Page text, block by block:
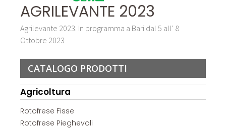
AGRILEVANTE 2023
Agrilevante 2023. In programma a Bari dal 5 all’ 8
Ottobre 2023
CATALOGO PRODOTTI
Agricoltura
Rotofrese Fisse
Rotofrese Pieghevoli